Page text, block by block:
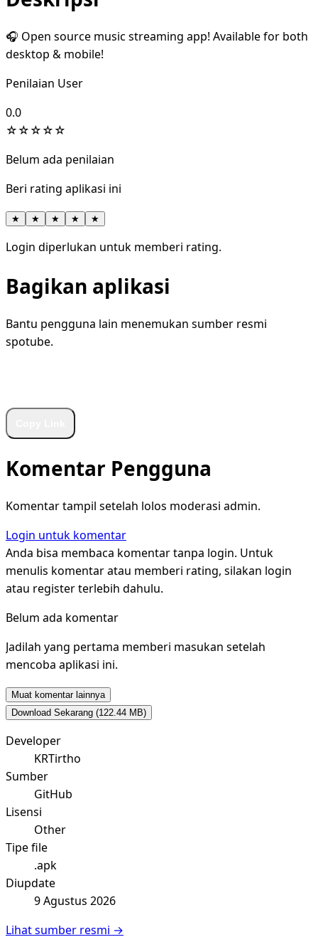
🎧 Open source music streaming app! Available for both
desktop & mobile!
Penilaian User
0.0
☆☆☆☆☆
Belum ada penilaian
Beri rating aplikasi ini
★ ★ ★ ★ ★
Login diperlukan untuk memberi rating.
Bagikan aplikasi
Bantu pengguna lain menemukan sumber resmi
spotube.
Komentar Pengguna
Komentar tampil setelah lolos moderasi admin.
Login untuk komentar
Anda bisa membaca komentar tanpa login. Untuk
menulis komentar atau memberi rating, silakan login
atau register terlebih dahulu.
Belum ada komentar
Jadilah yang pertama memberi masukan setelah
mencoba aplikasi ini.
Muat komentar lainnya
Download Sekarang (122.44 MB)
Developer
KRTirtho
Sumber
GitHub
Lisensi
Other
Tipe file
.apk
Diupdate
9 Agustus 2026
Lihat sumber resmi →